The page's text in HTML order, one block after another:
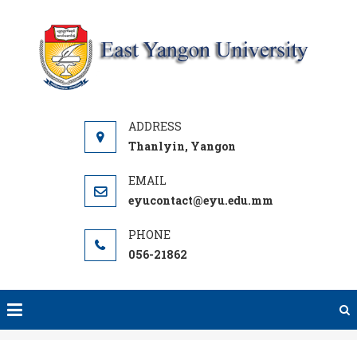
content
Thanlyin, Yangon
eyucontact@eyu.edu.mm
056-21862